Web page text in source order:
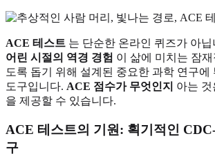
ACE 테스트 는 단순한 온라인 퀴즈가 아닙
어린 시절의 역경 경험 이 삶에 미치는 잠
도록 돕기 위해 설계된 중요한 과학 연구에
도구입니다. ACE 점수가 무엇인지 아는 것
을 제공할 수 있습니다.
ACE 테스트의 기원: 획기적인
구